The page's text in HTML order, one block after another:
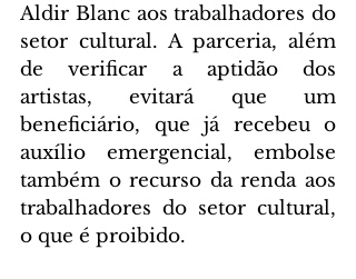
Aldir Blanc aos trabalhadores do
setor cultural. A parceria, além
de verificar a aptidão dos
artistas, evitará que um
beneficiário, que já recebeu o
auxílio emergencial, embolse
também o recurso da renda aos
trabalhadores do setor cultural,
o que é proibido.